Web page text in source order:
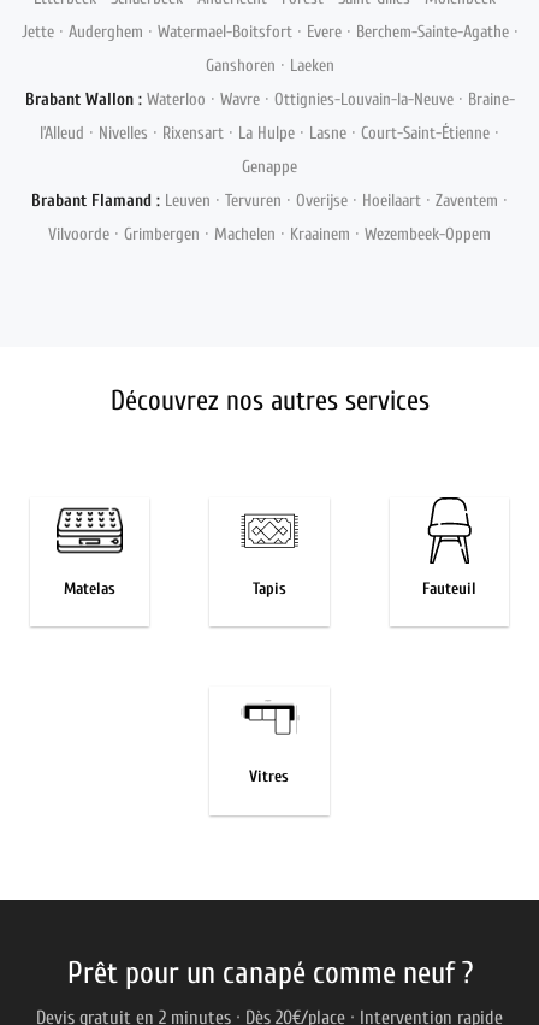
Jette · Auderghem · Watermael-Boitsfort · Evere · Berchem-Sainte-Agathe ·
Ganshoren · Laeken
Brabant Wallon :Waterloo · Wavre · Ottignies-Louvain-la-Neuve · Braine-
l’Alleud · Nivelles · Rixensart · La Hulpe · Lasne · Court-Saint-Étienne ·
Genappe
Brabant Flamand : Leuven · Tervuren · Overijse · Hoeilaart · Zaventem ·
Vilvoorde · Grimbergen · Machelen · Kraainem · Wezembeek-Oppem
Découvrez nos autres services
Matelas Tapis Fauteuil
Vitres
Prêt pour un canapé comme neuf ?
Devis gratuit en 2 minutes · Dès 20€/place · Intervention rapide